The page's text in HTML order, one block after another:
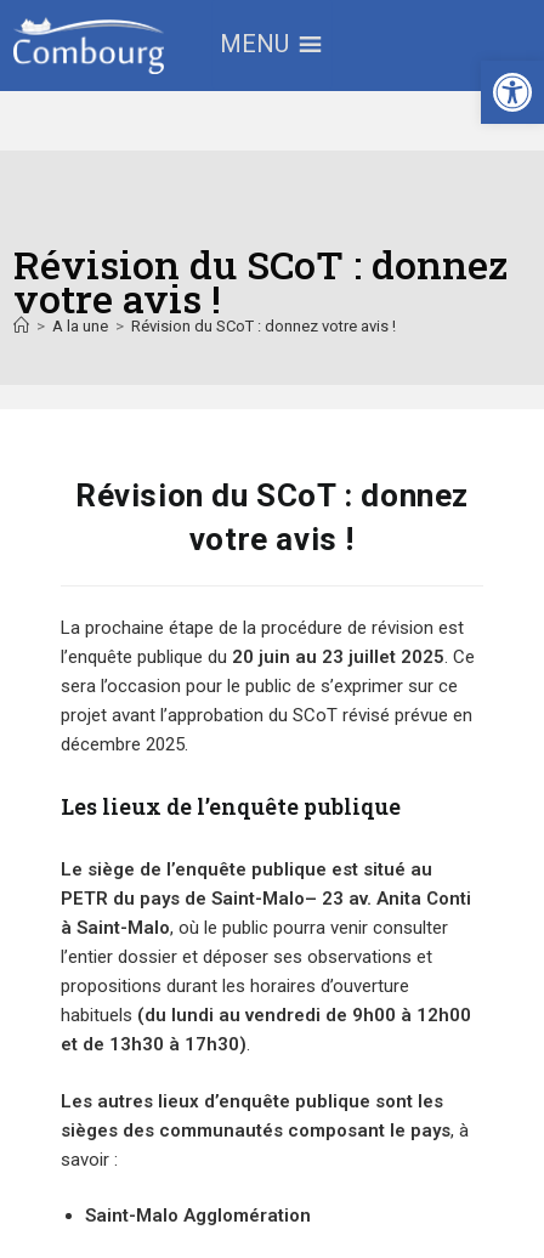
MENU
Révision du SCoT : donnez
votre avis !
> A la une > Révision du SCoT : donnez votre avis !
Révision du SCoT : donnez
votre avis !
La prochaine étape de la procédure de révision est
l’enquête publique du 20 juin au 23 juillet 2025. Ce
sera l’occasion pour le public de s’exprimer sur ce
projet avant l’approbation du SCoT révisé prévue en
décembre 2025.
Les lieux de l’enquête publique
Le siège de l’enquête publique est situé au
PETR du pays de Saint-Malo– 23 av. Anita Conti
à Saint-Malo, où le public pourra venir consulter
l’entier dossier et déposer ses observations et
propositions durant les horaires d’ouverture
habituels (du lundi au vendredi de 9h00 à 12h00
et de 13h30 à 17h30).
Les autres lieux d’enquête publique sont les
sièges des communautés composant le pays, à
savoir :
Saint-Malo Agglomération